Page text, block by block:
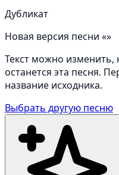
Дубликат
Новая версия песни «»
Текст можно
останется эта песня.
название исходника.
Выбрать другую песню